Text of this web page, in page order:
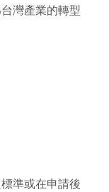
灣產業的轉型
準或在申請後